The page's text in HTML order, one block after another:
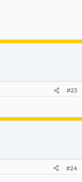
#23
#24